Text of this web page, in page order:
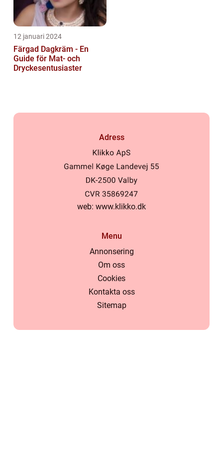
12 januari 2024
Färgad Dagkräm - En
Guide för Mat- och
Dryckesentusiaster
Adress
web: www.klikko.dk
Menu
Annonsering
Om oss
Cookies
Kontakta oss
Sitemap